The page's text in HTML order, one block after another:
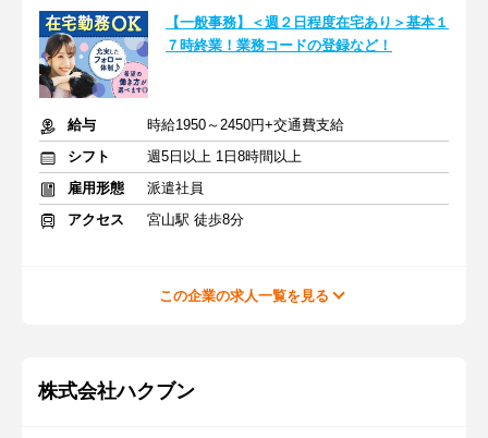
【一般事務】＜週２日程度在宅あり＞基本１
７時終業！業務コードの登録など！
給与
時給1950～2450円+交通費支給
シフト
週5日以上 1日8時間以上
雇用形態
派遣社員
アクセス
宮山駅 徒歩8分
この企業の求人一覧を見る
株式会社ハクブン